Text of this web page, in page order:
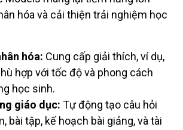
hóa và cải thiện trải nghiệm học
hóa: Cung cấp giải thích, ví dụ,
hợp với tốc độ và phong cách
học sinh.
giáo dục: Tự động tạo câu hỏi
bài tập, kế hoạch bài giảng, và tài